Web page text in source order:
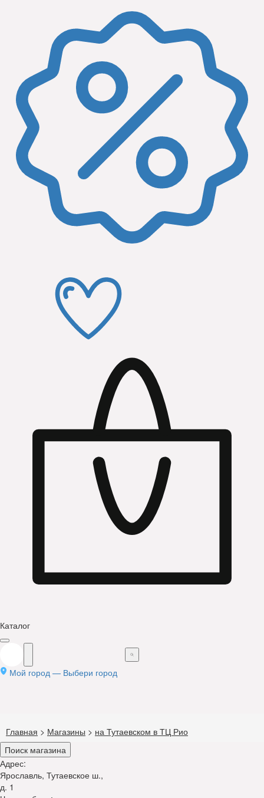
Каталог
Мой город — Выбери город
Главная > Магазины > на Тутаевском в ТЦ Рио
Поиск магазина
Адрес:
Ярославль, Тутаевское ш.,
д. 1